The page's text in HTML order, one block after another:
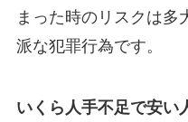
まった時のリスクは多
派な犯罪行為です。
いくら人手不足で安い